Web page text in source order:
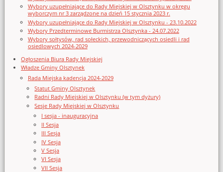
Wybory uzupełniające do Rady Miejskiej w Olsztynku w okręgu
wyborczym nr 3 zarządzone na dzień 15 stycznia 2023 r.
Wybory uzupełniające do Rady Miejskiej w Olsztynku - 23.10.2022
Wybory Przedterminowe Burmistrza Olsztynka - 24.07.2022
Wybory sołtysów, rad sołeckich, przewodniczących osiedli i rad
osiedlowych 2024-2029
Ogłoszenia Biura Rady Miejskiej
Władze Gminy Olsztynek
Rada Miejska kadencja 2024-2029
Statut Gminy Olsztynek
Radni Rady Miejskiej w Olsztynku (w tym dyżury)
Sesje Rady Miejskiej w Olsztynku
I sesja - inauguracyjna
II Sesja
III Sesja
IV Sesja
V Sesja
VI Sesja
VII Sesja